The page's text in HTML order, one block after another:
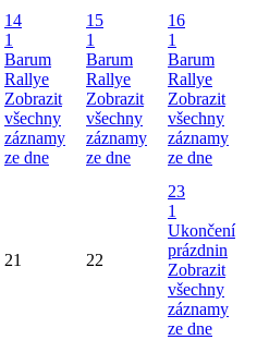
14
1
Barum
Rallye
Zobrazit
všechny
záznamy
ze dne
15
1
Barum
Rallye
Zobrazit
všechny
záznamy
ze dne
16
1
Barum
Rallye
Zobrazit
všechny
záznamy
ze dne
21 22
23
1
Ukončení
prázdnin
Zobrazit
všechny
záznamy
ze dne